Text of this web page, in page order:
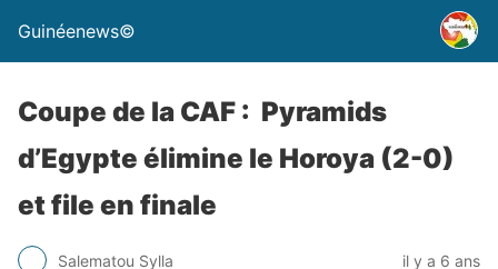
Guinéenews©
Coupe de la CAF : Pyramids
d’Egypte élimine le Horoya (2-0)
et file en finale
Salematou Sylla il y a 6 ans